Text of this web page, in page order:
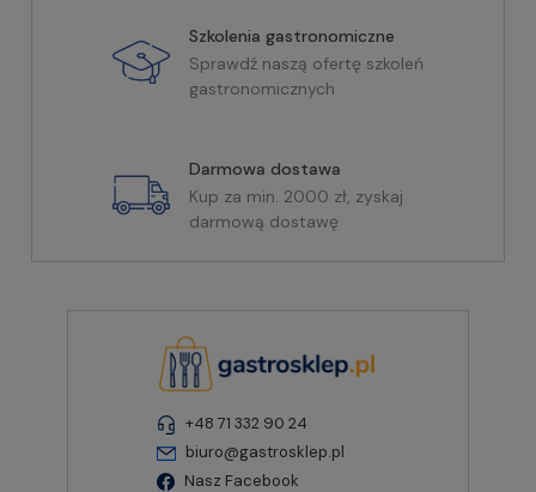
Szkolenia gastronomiczne
Sprawdź naszą ofertę szkoleń
gastronomicznych
Darmowa dostawa
Kup za min. 2000 zł, zyskaj
darmową dostawę
+48 71 332 90 24
biuro@gastrosklep.pl
Nasz Facebook